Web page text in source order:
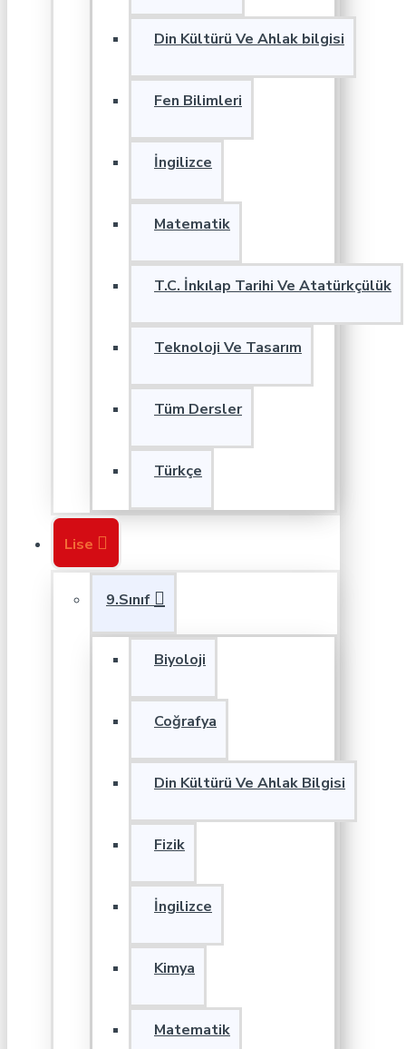
Din Kültürü Ve Ahlak bilgisi
Fen Bilimleri
İngilizce
Matematik
T.C. İnkılap Tarihi Ve Atatürkçülük
Teknoloji Ve Tasarım
Tüm Dersler
Türkçe
Lise
9.Sınıf
Biyoloji
Coğrafya
Din Kültürü Ve Ahlak Bilgisi
Fizik
İngilizce
Kimya
Matematik